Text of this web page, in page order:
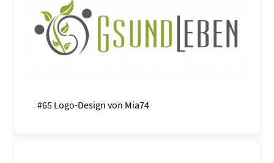
#65 Logo-Design von Mia74